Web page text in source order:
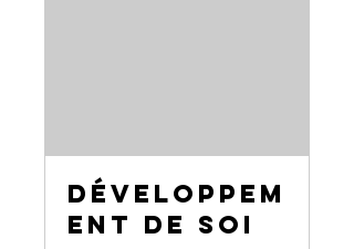
Développem
ent de soi